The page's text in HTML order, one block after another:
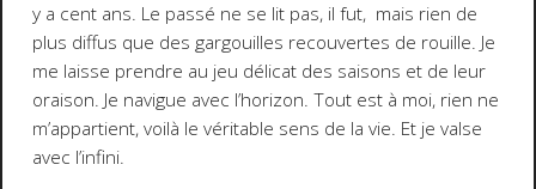
y a cent ans. Le passé ne se lit pas, il fut, mais rien de
plus diffus que des gargouilles recouvertes de rouille. Je
me laisse prendre au jeu délicat des saisons et de leur
oraison. Je navigue avec l’horizon. Tout est à moi, rien ne
m’appartient, voilà le véritable sens de la vie. Et je valse
avec l’infini.